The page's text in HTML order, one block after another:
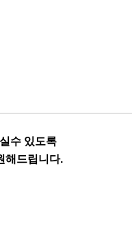
수 있도록
해드립니다.